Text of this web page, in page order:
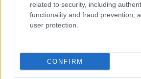
related to security, including
functionality and fraud prevention,
user protection.
CONFIRM